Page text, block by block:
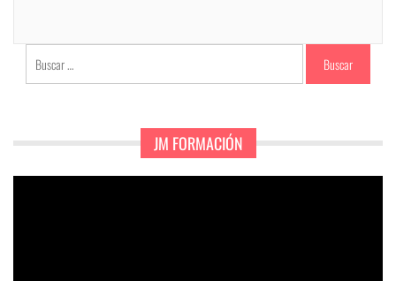
Buscar:
JM FORMACIÓN